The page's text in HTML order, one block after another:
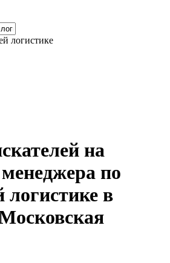
логистике
на
по
логистике в